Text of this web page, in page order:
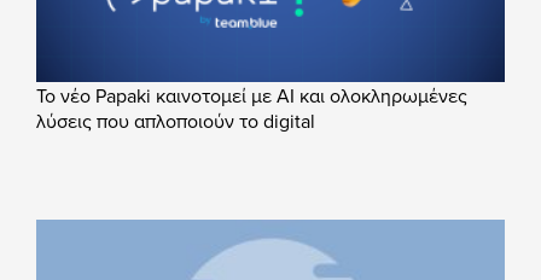
Το νέο Papaki καινοτομεί με AI και ολοκληρωμένες
λύσεις που απλοποιούν το digital